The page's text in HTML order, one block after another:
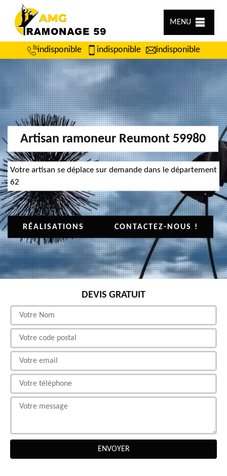
MENU
indisponible indisponible indisponible
Artisan ramoneur Reumont 59980
Votre artisan se déplace sur demande dans le département
62
RÉALISATIONS CONTACTEZ-NOUS !
DEVIS GRATUIT